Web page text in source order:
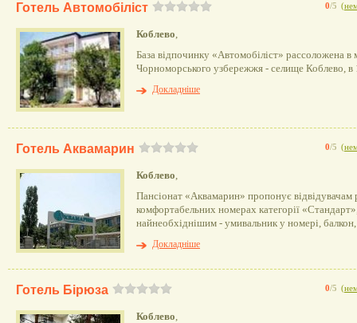
0/5 (
Готель Автомобіліст
Коблево,
База відпочинку «Автомобіліст» рассоложена
Чорноморського узбережжя - селище Коблево, в
Докладніше
0/5 (
Готель Аквамарин
Коблево,
Пансіонат «Аквамарин» пропонує відвідувачам
комфортабельних номерах категорії
найнеобхіднішим - умивальник у номері, балкон,
Докладніше
0/5 (
Готель Бірюза
Коблево,